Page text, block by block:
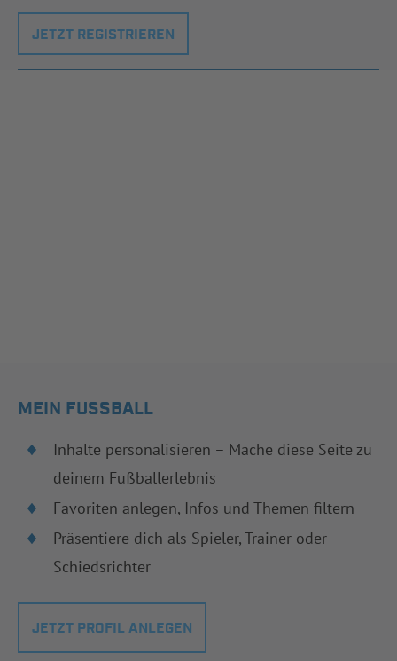
JETZT REGISTRIEREN
MEIN FUSSBALL
Inhalte personalisieren – Mache diese Seite zu
deinem Fußballerlebnis
Favoriten anlegen, Infos und Themen filtern
Präsentiere dich als Spieler, Trainer oder
Schiedsrichter
JETZT PROFIL ANLEGEN